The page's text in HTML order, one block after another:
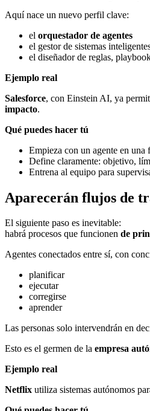
Aquí nace un nuevo perfil clave:
el orquestador de agentes
el gestor de sistemas
el diseñador de reglas,
Ejemplo real
Salesforce, con Einstein AI, ya
impacto.
Qué puedes hacer tú
Empieza con un agente en una
Define claramente: objetivo,
Entrena al equipo para
Aparecerán flujos de
El siguiente paso es inevitable:
habrá procesos que funcionen de
Agentes conectados entre sí, con
planificar
ejecutar
corregirse
aprender
Las personas solo intervendrán en
Esto es el germen de la empresa
Ejemplo real
Netflix utiliza sistemas autónomos